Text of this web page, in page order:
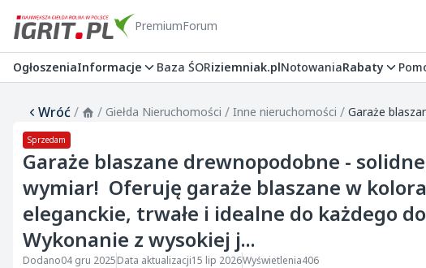
PremiumForum
OgłoszeniaInformacje Baza ŚORiziemniak.plNotowaniaRabaty
Wróć/ / Giełda Nieruchomości / Inne nieruchomości /
Sprzedam
Garaże blaszane drewnopodobne -
wymiar! Oferuję garaże blaszane w
eleganckie, trwałe i idealne do każdego
Wykonanie z wysokiej j...
Dodano04 gru 2025Data aktualizacji15 lip 2026Wyświetlenia406